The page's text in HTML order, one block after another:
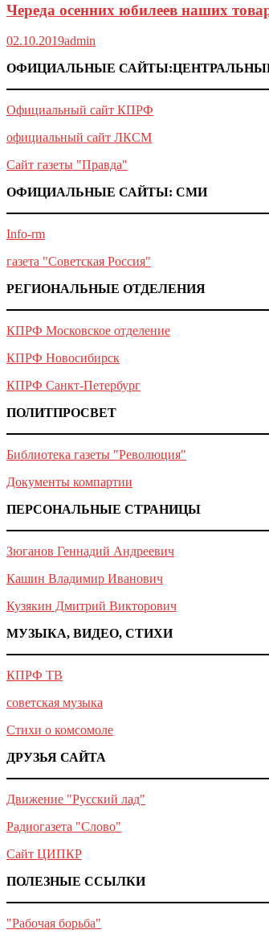
Череда осенних юбилеев наших
02.10.2019admin
ОФИЦИАЛЬНЫЕ
Официальный сайт КПРФ
официальный сайт ЛКСМ
Сайт газеты "Правда"
ОФИЦИАЛЬНЫЕ САЙТЫ: СМИ
Info-rm
газета "Советская Россия"
РЕГИОНАЛЬНЫЕ ОТДЕЛЕНИЯ
КПРФ Московское отделение
КПРФ Новосибирск
КПРФ Санкт-Петербург
ПОЛИТПРОСВЕТ
Библиотека газеты "Революция"
Документы компартии
ПЕРСОНАЛЬНЫЕ СТРАНИЦЫ
Зюганов Геннадий Андреевич
Кашин Владимир Иванович
Кузякин Дмитрий Викторович
МУЗЫКА, ВИДЕО, СТИХИ
КПРФ ТВ
советская музыка
Стихи о комсомоле
ДРУЗЬЯ САЙТА
Движение "Русский лад"
Радиогазета "Слово"
Сайт ЦИПКР
ПОЛЕЗНЫЕ ССЫЛКИ
"Рабочая борьба"